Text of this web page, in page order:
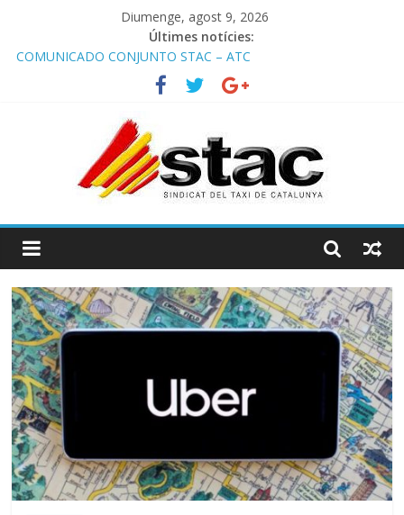
Diumenge, agost 9, 2026
Últimes notícies:
COMUNICADO CONJUNTO STAC – ATC
Comunicado STAC/ ATC de la reunión con los Mossos d
‘Esquadra del aeropuerto de Barcelona.
Programa de Radio TAXI LIBRE 29.07.2026 en COOLTURA FM.
STAC/ATC SOLICITAN TAULA TÈCNICA PARA MEJORAR LA
OPERATIVA DE ENTRADA EN EL PUERTO DE BARCELONA.
Programa de Radio TAXI LIBRE 22.07.2026 en COOLTURA FM.